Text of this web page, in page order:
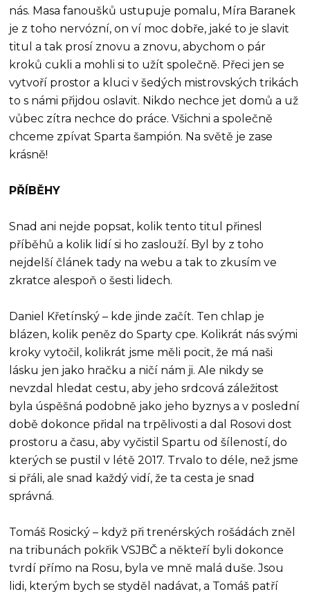
nás. Masa fanoušků ustupuje pomalu, Míra Baranek
je z toho nervózní, on ví moc dobře, jaké to je slavit
titul a tak prosí znovu a znovu, abychom o pár
kroků cukli a mohli si to užít společně. Přeci jen se
vytvoří prostor a kluci v šedých mistrovských trikách
to s námi přijdou oslavit. Nikdo nechce jet domů a už
vůbec zítra nechce do práce. Všichni a společně
chceme zpívat Sparta šampión. Na světě je zase
krásně!
PŘÍBĚHY
Snad ani nejde popsat, kolik tento titul přinesl
příběhů a kolik lidí si ho zaslouží. Byl by z toho
nejdelší článek tady na webu a tak to zkusím ve
zkratce alespoň o šesti lidech.
Daniel Křetínský – kde jinde začít. Ten chlap je
blázen, kolik peněz do Sparty cpe. Kolikrát nás svými
kroky vytočil, kolikrát jsme měli pocit, že má naši
lásku jen jako hračku a ničí nám ji. Ale nikdy se
nevzdal hledat cestu, aby jeho srdcová záležitost
byla úspěšná podobně jako jeho byznys a v poslední
době dokonce přidal na trpělivosti a dal Rosovi dost
prostoru a času, aby vyčistil Spartu od šíleností, do
kterých se pustil v létě 2017. Trvalo to déle, než jsme
si přáli, ale snad každý vidí, že ta cesta je snad
správná.
Tomáš Rosický – když při trenérských rošádách zněl
na tribunách pokřik VSJBČ a někteří byli dokonce
tvrdí přímo na Rosu, byla ve mně malá duše. Jsou
lidi, kterým bych se styděl nadávat, a Tomáš patří